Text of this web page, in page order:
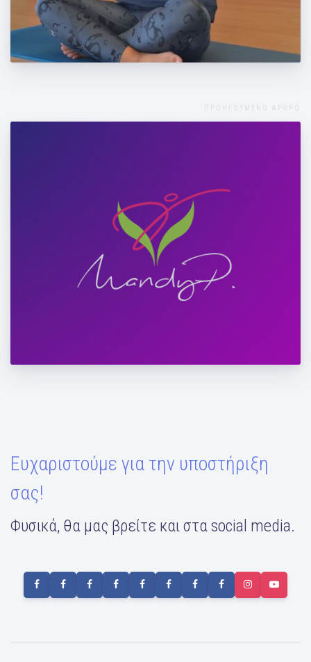
Πόνος στη πλάτη: Ασκήσεις για να τον
αποφύγεις και να τον βελτιώσεις
ΠΡΟΗΓΟΥΜΕΝΟ ΑΡΘΡΟ
Ευχαριστούμε για την υποστήριξη
σας!
Φυσικά, θα μας βρείτε και στα social media.